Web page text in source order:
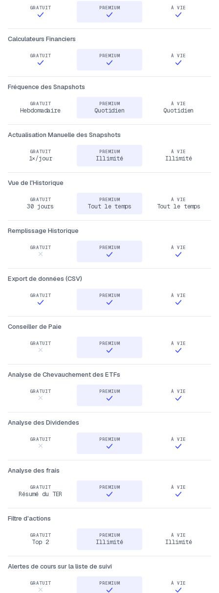
Calculateurs Financiers
Fréquence des Snapshots
Hebdomadaire Quotidien Quotidien
Actualisation Manuelle des Snapshots
1×/jour Illimité Illimité
Vue de l'Historique
30 jours Tout le temps Tout le temps
Remplissage Historique
Export de données (CSV)
Conseiller de Paie
Analyse de Chevauchement des ETFs
Analyse des Dividendes
Analyse des frais
Résumé du TER
Filtre d'actions
Top 2 Illimité Illimité
Alertes de cours sur la liste de suivi